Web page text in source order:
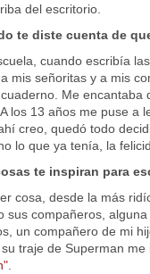
del escritorio.
te diste cuenta de
cuando escribía
mis señoritas y a mis
Me
los 13 años me puse a
creo, quedó todo
lo que ya tenía, la
te inspiran para
cosa, desde la más
sus compañeros,
un compañero de mi
traje de Superman
.